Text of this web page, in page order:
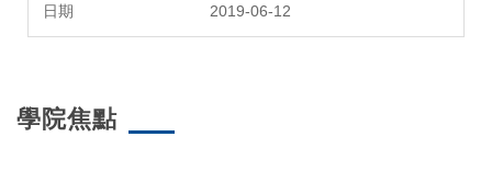
2019-06-12
學院焦點